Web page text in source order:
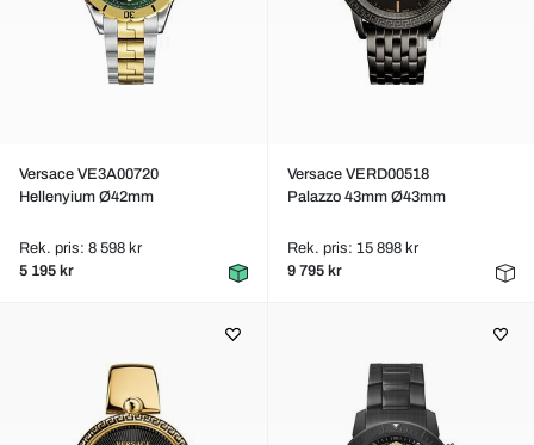
Versace VE3A00720
Hellenyium Ø42mm
Rek. pris: 8 598 kr
5 195 kr
Versace VERD00518
Palazzo 43mm Ø43mm
Rek. pris: 15 898 kr
9 795 kr